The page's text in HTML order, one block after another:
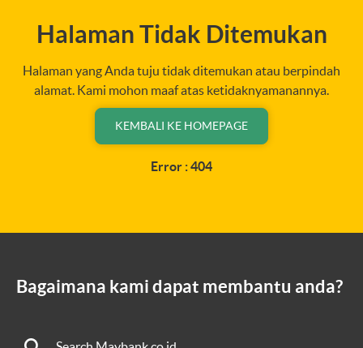
Halaman Tidak Ditemukan
Halaman yang Anda tuju tidak ditemukan atau berpindah
alamat. Kami mohon maaf atas ketidaknyamanannya.
KEMBALI KE HOMEPAGE
Error : 404
Bagaimana kami dapat membantu anda?